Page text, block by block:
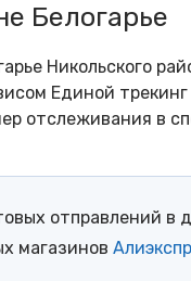
Белогарье
Никольского
Единой
отслеживания в
отправлений в
магазинов